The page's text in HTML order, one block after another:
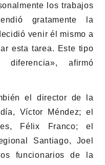
los trabajos
gratamente la
venir él mismo a
esta tarea. Este tipo
afirmó
el director de la
Víctor Méndez; el
Félix Franco; el
Santiago, Joel
funcionarios de la